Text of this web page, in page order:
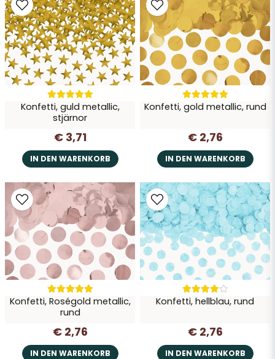
Konfetti, guld metallic,
stjärnor
€ 3,71
IN DEN WARENKORB
Konfetti, gold metallic, rund
€ 2,76
IN DEN WARENKORB
Konfetti, Roségold metallic,
rund
€ 2,76
IN DEN WARENKORB
Konfetti, hellblau, rund
€ 2,76
IN DEN WARENKORB